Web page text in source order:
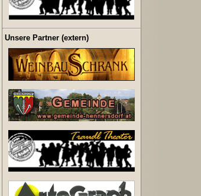
Unsere Partner (extern)